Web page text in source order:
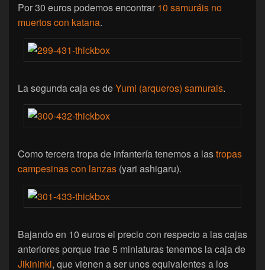
Por 30 euros podemos encontrar 10 samuráis no
muertos con katana.
La segunda caja es deYumi (arqueros) samurais.
Como tercera tropa de infantería tenemos a lastropas
campesinas con lanzas (yari ashigaru).
Bajando en 10 euros el precio con respecto a las cajas
anteriores porque trae 5 miniaturas tenemos la caja de
Jikininki, que vienen a ser unos equivalentes a los